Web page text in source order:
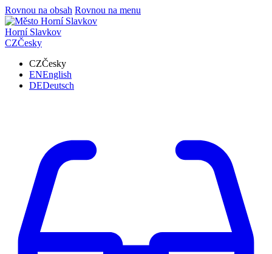
Rovnou na obsah Rovnou na menu
Horní Slavkov
CZČesky
CZČesky
ENEnglish
DEDeutsch